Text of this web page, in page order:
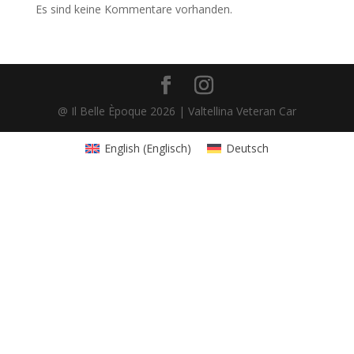
Es sind keine Kommentare vorhanden.
@ Il Belle Èpoque 2026 | Valtellina Veteran Car
English (Englisch) Deutsch